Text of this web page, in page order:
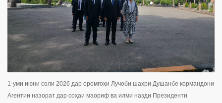
1-уми июни соли 2026 дар оромгоҳи Лучоби шаҳри Душанбе кормандони
Агентии назорат дар соҳаи маориф ва илми назди Президенти